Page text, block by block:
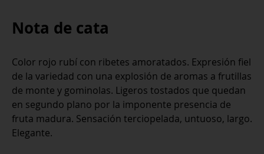
Nota de cata
Color rojo rubí con ribetes amoratados. Expresión fiel
de la variedad con una explosión de aromas a frutillas
de monte y gominolas. Ligeros tostados que quedan
en segundo plano por la imponente presencia de
fruta madura. Sensación terciopelada, untuoso, largo.
Elegante.